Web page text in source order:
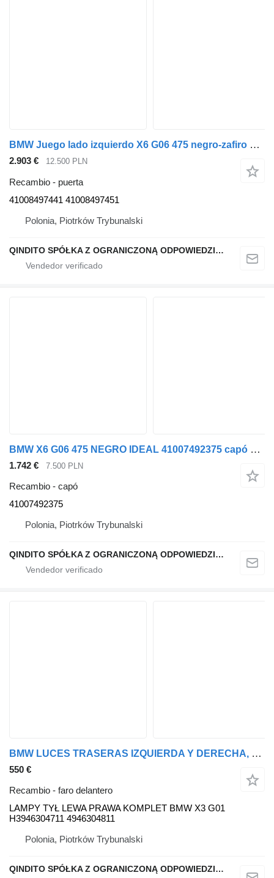
BMW Juego lado izquierdo X6 G06 475 negro-zafiro metalizado 41008497441 puerta para BMW X6 G06 coche
2.903 € 12.500 PLN
Recambio - puerta
41008497441 41008497451
Polonia, Piotrków Trybunalski
QINDITO SPÓŁKA Z OGRANICZONĄ ODPOWIEDZIALNOŚCIĄ
BMW X6 G06 475 NEGRO IDEAL 41007492375 capó para BMW X6 G06 coche
1.742 € 7.500 PLN
Recambio - capó
41007492375
Polonia, Piotrków Trybunalski
QINDITO SPÓŁKA Z OGRANICZONĄ ODPOWIEDZIALNOŚCIĄ
BMW LUCES TRASERAS IZQUIERDA Y DERECHA, JUEGO X3 G01 H3946304711 H4946304811 LAMPY faro delantero para BMW LAMPY TYŁ LEWA PRAWA KOMPLET BMW X3 G01 H3946304711 H4946304811 coche
550 €
Recambio - faro delantero
LAMPY TYŁ LEWA PRAWA KOMPLET BMW X3 G01
H3946304711 4946304811
Polonia, Piotrków Trybunalski
QINDITO SPÓŁKA Z OGRANICZONĄ ODPOWIEDZIALNOŚCIĄ